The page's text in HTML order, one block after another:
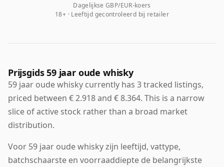
Dagelijkse GBP/EUR-koers
18+ · Leeftijd gecontroleerd bij retailer
Prijsgids 59 jaar oude whisky
59 jaar oude whisky currently has 3 tracked listings,
priced between € 2.918 and € 8.364. This is a narrow
slice of active stock rather than a broad market
distribution.
Voor 59 jaar oude whisky zijn leeftijd, vattype,
batchschaarste en voorraaddiepte de belangrijkste